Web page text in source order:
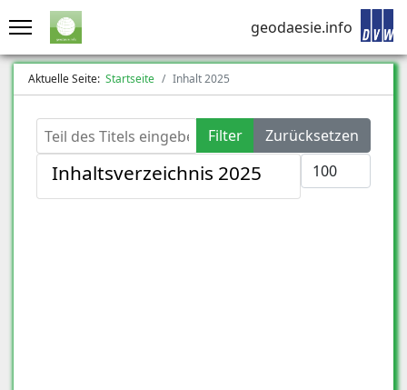
geodaesie.info
Aktuelle Seite: Startseite Inhalt 2025
Teil des Titels eingeben Filter
Zurücksetzen
Anzeige #
Inhaltsverzeichnis 2025